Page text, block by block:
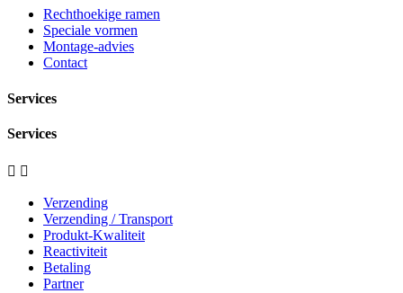
Rechthoekige ramen
Speciale vormen
Montage-advies
Contact
Services
Services
 
Verzending
Verzending / Transport
Produkt-Kwaliteit
Reactiviteit
Betaling
Partner